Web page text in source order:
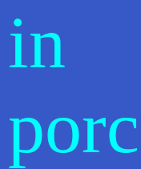
in